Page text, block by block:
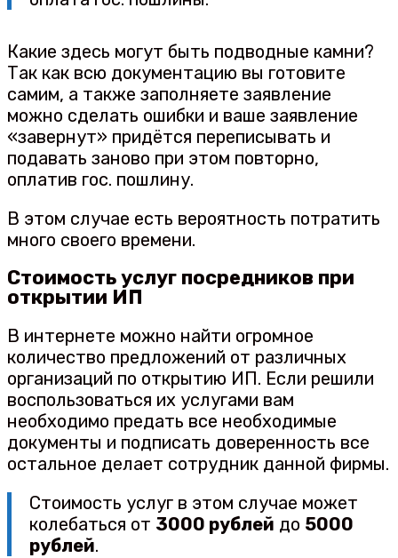
Какие здесь могут быть подводные камни?
Так как всю документацию вы готовите
самим, а также заполняете заявление
можно сделать ошибки и ваше заявление
«завернут» придётся переписывать и
подавать заново при этом повторно,
оплатив гос. пошлину.
В этом случае есть вероятность потратить
много своего времени.
Стоимость услуг посредников при
открытии ИП
В интернете можно найти огромное
количество предложений от различных
организаций по открытию ИП. Если решили
воспользоваться их услугами вам
необходимо предать все необходимые
документы и подписать доверенность все
остальное делает сотрудник данной фирмы.
Стоимость услуг в этом случае может
колебаться от 3000 рублей до 5000
рублей.